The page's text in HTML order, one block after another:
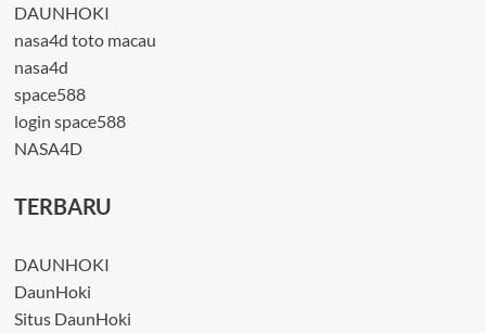
DAUNHOKI
nasa4d toto macau
nasa4d
space588
login space588
NASA4D
TERBARU
DAUNHOKI
DaunHoki
Situs DaunHoki